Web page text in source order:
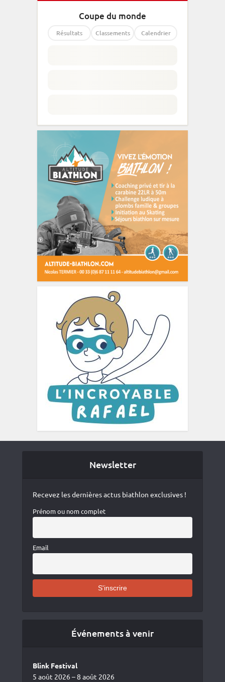
Coupe du monde
Résultats Classements Calendrier
Newsletter
Recevez les dernières actus biathlon exclusives !
Prénom ou nom complet
Email
Événements à venir
Blink Festival
5 août 2026 – 8 août 2026